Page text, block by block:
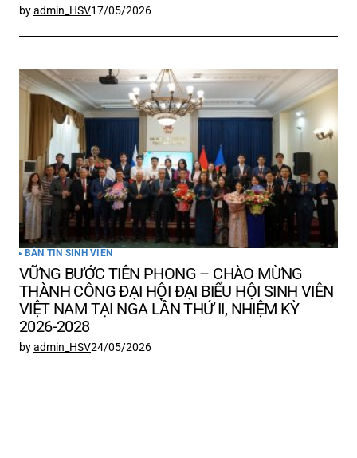
byadmin_HSV17/05/2026
BẢN TIN SINH VIÊN
VỮNG BƯỚC TIÊN PHONG – CHÀO MỪNG
THÀNH CÔNG ĐẠI HỘI ĐẠI BIỂU HỘI SINH VIÊN
VIỆT NAM TẠI NGA LẦN THỨ II, NHIỆM KỲ
2026-2028
byadmin_HSV24/05/2026